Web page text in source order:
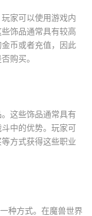
家可以使用游戏内
饰品通常具有较高
币或者充值，因此
购买。
这些饰品通常具有
中的优势。玩家可
方式获得这些职业
种方式。在魔兽世界